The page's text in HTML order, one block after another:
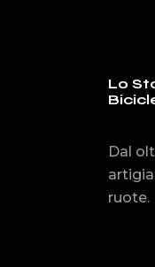
Lo
Dal
ruote.